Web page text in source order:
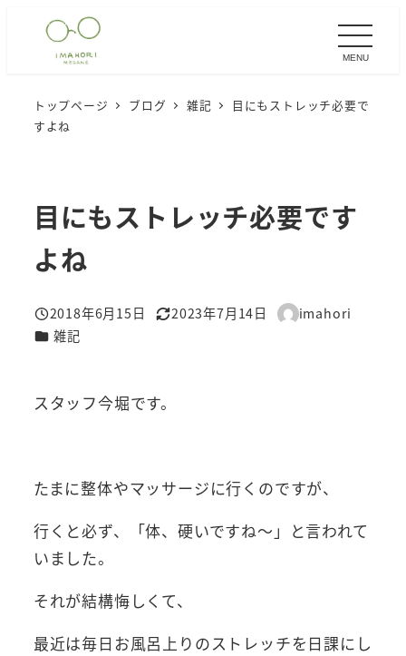
MENU
トップページ ブログ 雑記
目にもストレッチ必要で
すよね
目にもストレッチ必要です
よね
投稿日
2018年6月15日
更新日
2023年7月14日
著
imahori
カテゴリー
雑記
スタッフ今堀です。
たまに整体やマッサージに行くのですが、
行くと必ず、「体、硬いですね～」と言われて
いました。
それが結構悔しくて、
最近は毎日お風呂上りのストレッチを日課にし